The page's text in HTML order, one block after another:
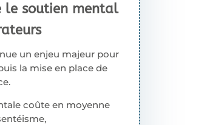
le soutien mental
un enjeu majeur pour
la mise en place de
coûte en moyenne